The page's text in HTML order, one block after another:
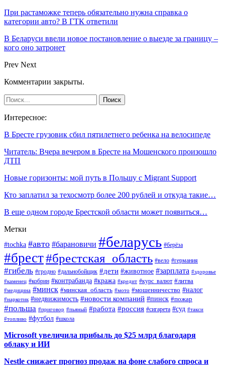
При растаможке теперь обязательно нужна справка о
категории авто? В ГТК ответили
В Беларуси ввели новое постановление о выезде за границу –
кого оно затронет
Prev Next
Комментарии закрыты.
Интересное:
В Бресте грузовик сбил пятилетнего ребенка на велосипеде
Читатель: Вчера вечером в Бресте на Мошенского произошло
ДТП
Новые горизонты: мой путь в Польшу с Migrant Support
Кто заплатил за техосмотр более 200 рублей и откуда такие…
В еще одном городе Брестской области может появиться…
Метки
#tochka #авто #барановичи #беларусь #берёза
#брест#брестская_область #вело #германия
#гибель #гродно #дальнобойщик #дети #животное #зарплата #здоровье
#каменец #кобрин #контрабанда #кража #кредит #курс_валют #литва
#медицина #минск #минская_область #мото #мошенничество #налог
#наркотик #недвижимость #новости компаний #пинск #пожар
#польша #приговор #пьяный #работа #россия #сигарета #суд #такси
#топливо #футбол #школа
Microsoft увеличила прибыль до $25 млрд благодаря
облаку и ИИ
Nestle снижает прогноз продаж на фоне слабого спроса и